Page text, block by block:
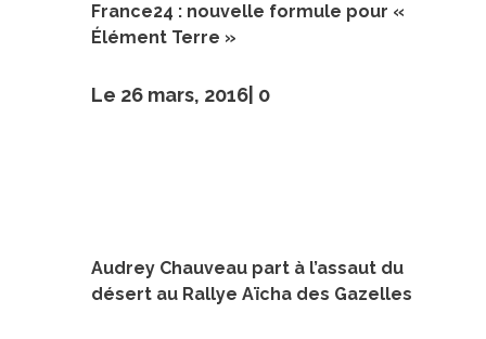
France24 : nouvelle formule pour «
Élément Terre »
Le 26 mars, 2016| 0
Audrey Chauveau part à l’assaut du
désert au Rallye Aïcha des Gazelles